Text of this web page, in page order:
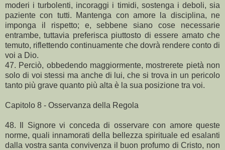
moderi i turbolenti, incoraggi i timidi, sostenga i deboli, sia
paziente con tutti. Mantenga con amore la disciplina, ne
imponga il rispetto; e, sebbene siano cose necessarie
entrambe, tuttavia preferisca piuttosto di essere amato che
temuto, riflettendo continuamente che dovrà rendere conto di
voi a Dio.
47. Perciò, obbedendo maggiormente, mostrerete pietà non
solo di voi stessi ma anche di lui, che si trova in un pericolo
tanto più grave quanto più alta è la sua posizione tra voi.
Capitolo 8 - Osservanza della Regola
48. Il Signore vi conceda di osservare con amore queste
norme, quali innamorati della bellezza spirituale ed esalanti
dalla vostra santa convivenza il buon profumo di Cristo, non